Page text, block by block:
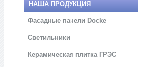
НАША ПРОДУКЦИЯ
Фасадные панели Docke
Светильники
Керамическая плитка ГРЭС